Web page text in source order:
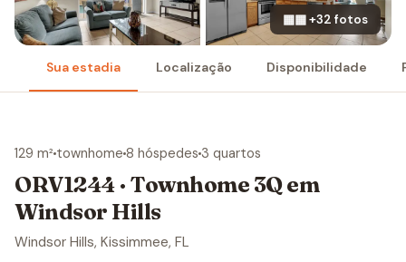
▦▦ +32 fotos
Sua estadia Localização Disponibilidade
129 m² townhome 8 hóspedes 3 quartos
ORV1244 · Townhome 3Q em
Windsor Hills
Windsor Hills, Kissimmee, FL